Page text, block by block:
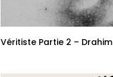
Véritiste Partie 2 – Drahim